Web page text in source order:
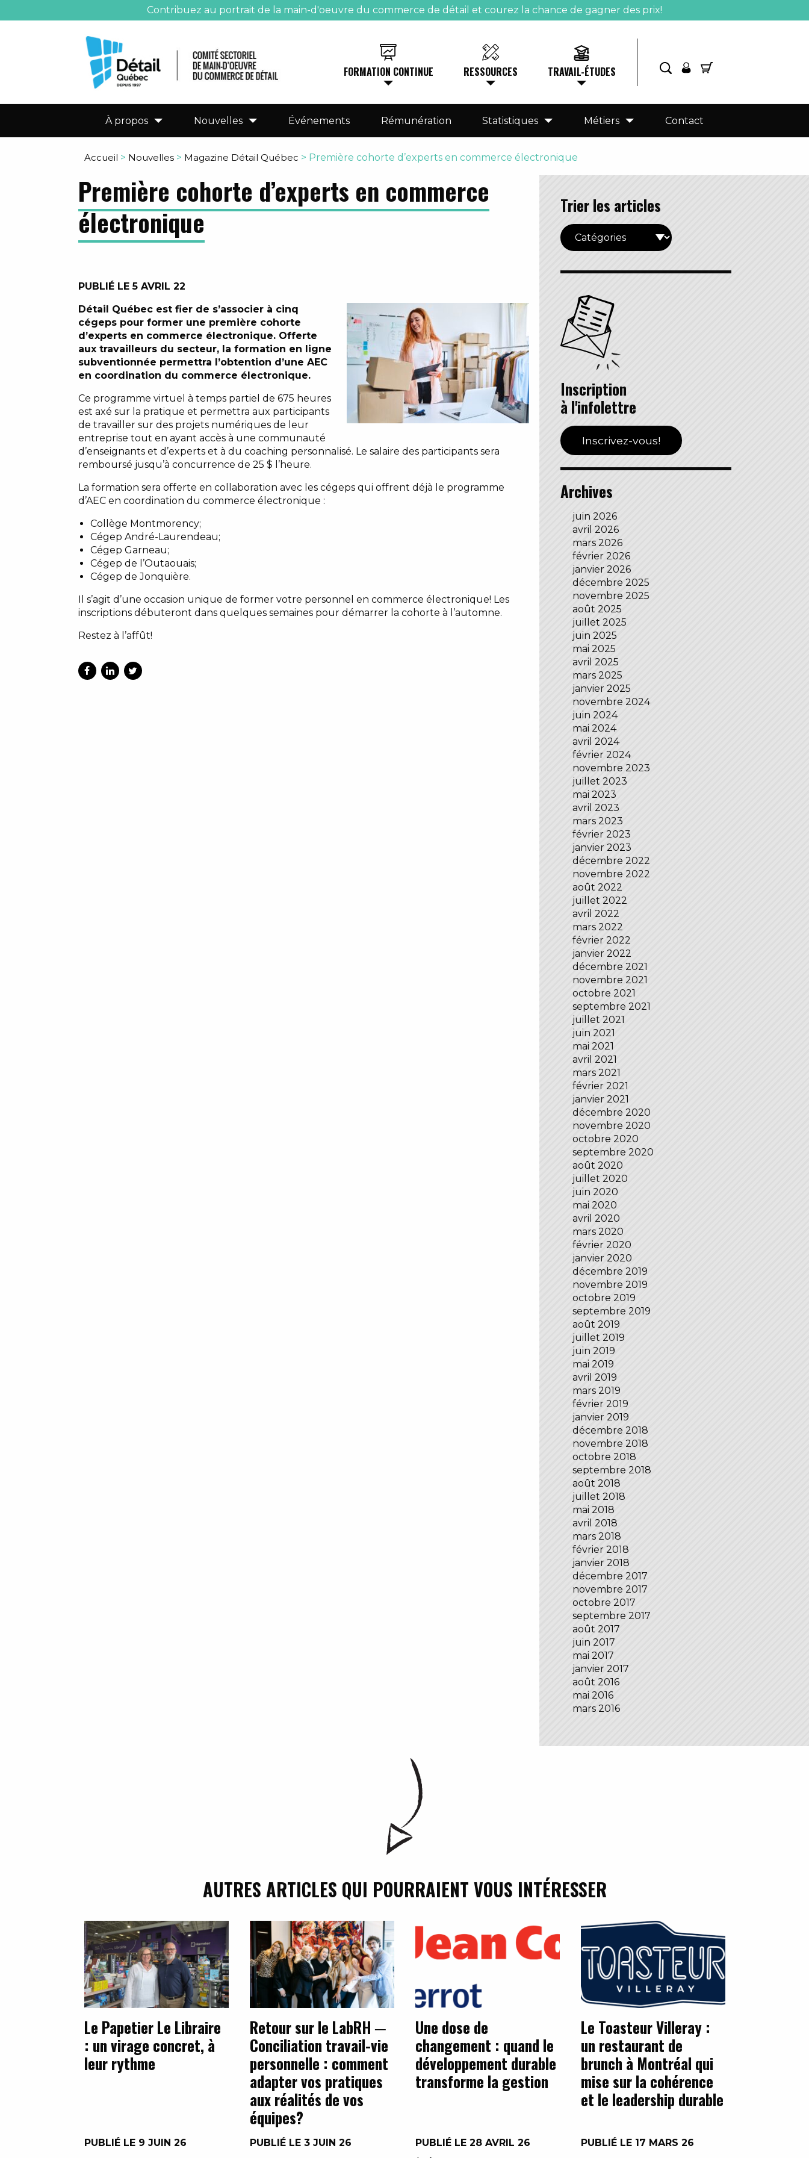
Contribuez au portrait de la main-d'oeuvre du commerce de détail et courez la chance de gagner des prix!
FORMATION CONTINUE RESSOURCES TRAVAIL-ÉTUDES
À propos Nouvelles Événements Rémunération Statistiques Métiers Contact
Accueil > Nouvelles> Magazine Détail Québec > Première cohorte d’experts en commerce électronique
Première cohorte d’experts en commerce
électronique
PUBLIÉ LE 5 AVRIL 22
Détail Québec est fier de s’associer à cinq
cégeps pour former une première cohorte
d’experts en commerce électronique. Offerte
aux travailleurs du secteur, la formation en ligne
subventionnée permettra l’obtention d’une AEC
en coordination du commerce électronique.
Ce programme virtuel à temps partiel de 675 heures
est axé sur la pratique et permettra aux participants
de travailler sur des projets numériques de leur
entreprise tout en ayant accès à une communauté
d’enseignants et d’experts et à du coaching personnalisé. Le salaire des participants sera
remboursé jusqu’à concurrence de 25 $ l’heure.
La formation sera offerte en collaboration avec les cégeps qui offrent déjà le programme
d’AEC en coordination du commerce électronique :
Collège Montmorency;
Cégep André-Laurendeau;
Cégep Garneau;
Cégep de l’Outaouais;
Cégep de Jonquière.
Il s’agit d’une occasion unique de former votre personnel en commerce électronique! Les
inscriptions débuteront dans quelques semaines pour démarrer la cohorte à l’automne.
Restez à l’affût!
Trier les articles
Inscription
à l'infolettre
Inscrivez-vous!
Archives
juin 2026
avril 2026
mars 2026
février 2026
janvier 2026
décembre 2025
novembre 2025
août 2025
juillet 2025
juin 2025
mai 2025
avril 2025
mars 2025
janvier 2025
novembre 2024
juin 2024
mai 2024
avril 2024
février 2024
novembre 2023
juillet 2023
mai 2023
avril 2023
mars 2023
février 2023
janvier 2023
décembre 2022
novembre 2022
août 2022
juillet 2022
avril 2022
mars 2022
février 2022
janvier 2022
décembre 2021
novembre 2021
octobre 2021
septembre 2021
juillet 2021
juin 2021
mai 2021
avril 2021
mars 2021
février 2021
janvier 2021
décembre 2020
novembre 2020
octobre 2020
septembre 2020
août 2020
juillet 2020
juin 2020
mai 2020
avril 2020
mars 2020
février 2020
janvier 2020
décembre 2019
novembre 2019
octobre 2019
septembre 2019
août 2019
juillet 2019
juin 2019
mai 2019
avril 2019
mars 2019
février 2019
janvier 2019
décembre 2018
novembre 2018
octobre 2018
septembre 2018
août 2018
juillet 2018
mai 2018
avril 2018
mars 2018
février 2018
janvier 2018
décembre 2017
novembre 2017
octobre 2017
septembre 2017
août 2017
juin 2017
mai 2017
janvier 2017
août 2016
mai 2016
mars 2016
AUTRES ARTICLES QUI POURRAIENT VOUS INTÉRESSER
Le Papetier Le Libraire
: un virage concret, à
leur rythme
PUBLIÉ LE 9 JUIN 26
Retour sur le LabRH ─
Conciliation travail-vie
personnelle : comment
adapter vos pratiques
aux réalités de vos
équipes?
PUBLIÉ LE 3 JUIN 26
Une dose de
changement : quand le
développement durable
transforme la gestion
PUBLIÉ LE 28 AVRIL 26
Le Toasteur Villeray :
un restaurant de
brunch à Montréal qui
mise sur la cohérence
et le leadership durable
PUBLIÉ LE 17 MARS 26